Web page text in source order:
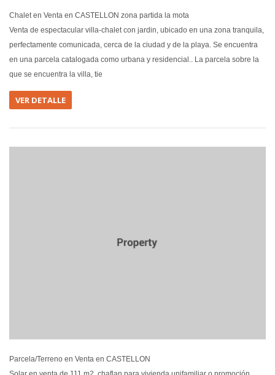
Chalet en Venta en CASTELLON zona partida la mota
Venta de espectacular villa-chalet con jardin, ubicado en una zona tranquila,
perfectamente comunicada, cerca de la ciudad y de la playa. Se encuentra
en una parcela catalogada como urbana y residencial.. La parcela sobre la
que se encuentra la villa, tie
VER DETALLE
Parcela/Terreno en Venta en CASTELLON